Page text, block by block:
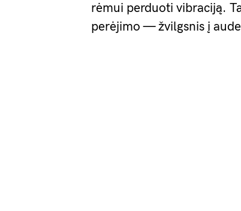
rėmui perduoti vibraciją.
perėjimo — žvilgsnis į